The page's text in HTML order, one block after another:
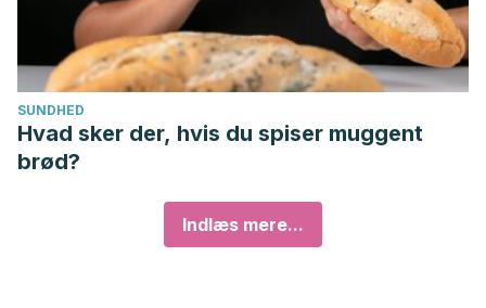
SUNDHED
Hvad sker der, hvis du spiser muggent
brød?
Indlæs mere...